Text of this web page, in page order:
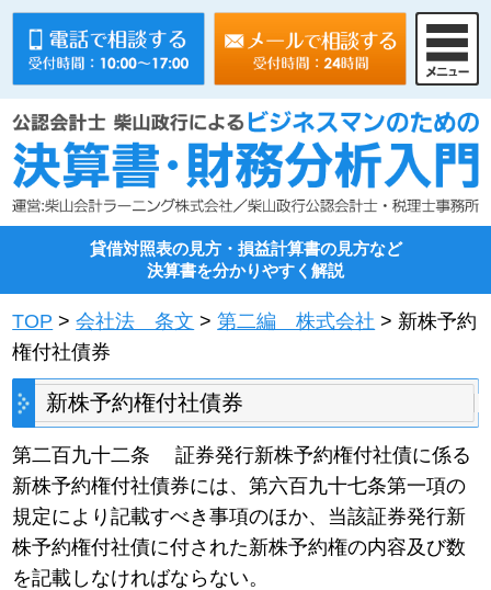
貸借対照表の見方・損益計算書の見方など
決算書を分かりやすく解説
TOP >会社法 条文 >第二編 株式会社 > 新株予約
権付社債券
新株予約権付社債券
第二百九十二条 証券発行新株予約権付社債に係る
新株予約権付社債券には、第六百九十七条第一項の
規定により記載すべき事項のほか、当該証券発行新
株予約権付社債に付された新株予約権の内容及び数
を記載しなければならない。